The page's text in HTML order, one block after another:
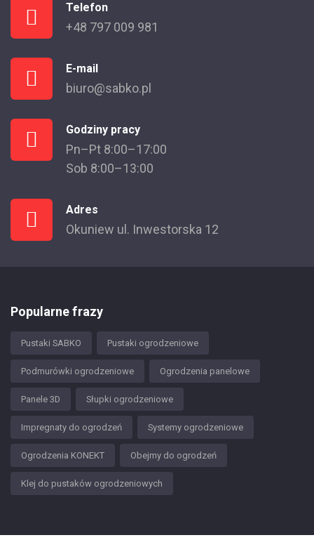
Telefon
+48 797 009 981
E-mail
biuro@sabko.pl
Godziny pracy
Pn–Pt 8:00–17:00
Sob 8:00–13:00
Adres
Okuniew ul. Inwestorska 12
Popularne frazy
Pustaki SABKO Pustaki ogrodzeniowe
Podmurówki ogrodzeniowe Ogrodzenia panelowe
Panele 3D Słupki ogrodzeniowe
Impregnaty do ogrodzeń Systemy ogrodzeniowe
Ogrodzenia KONEKT Obejmy do ogrodzeń
Klej do pustaków ogrodzeniowych